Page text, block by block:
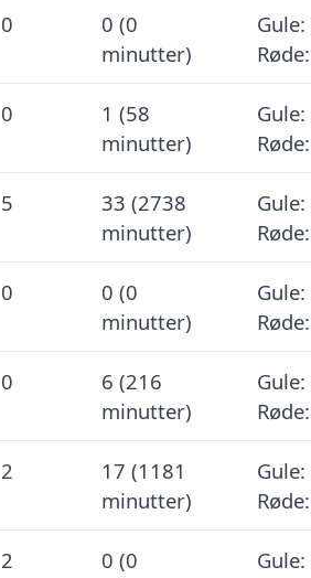
0
0 (0
minutter)
Gule:
0
1 (58
minutter)
Gule:
5
33 (2738
minutter)
Gule:
0
0 (0
minutter)
Gule:
0
6 (216
minutter)
Gule:
2
17 (1181
minutter)
Gule:
2
0 (0
Gule: